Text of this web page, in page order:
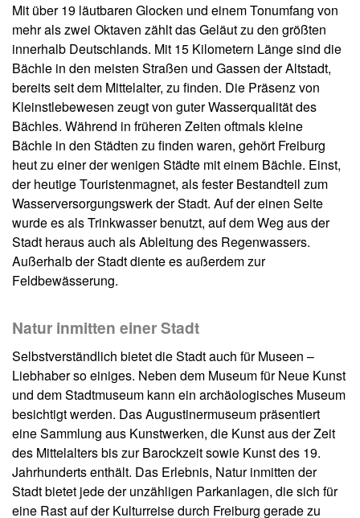
Mit über 19 läutbaren Glocken und einem Tonumfang von
mehr als zwei Oktaven zählt das Geläut zu den größten
innerhalb Deutschlands. Mit 15 Kilometern Länge sind die
Bächle in den meisten Straßen und Gassen der Altstadt,
bereits seit dem Mittelalter, zu finden. Die Präsenz von
Kleinstlebewesen zeugt von guter Wasserqualität des
Bächles. Während in früheren Zeiten oftmals kleine
Bächle in den Städten zu finden waren, gehört Freiburg
heut zu einer der wenigen Städte mit einem Bächle. Einst,
der heutige Touristenmagnet, als fester Bestandteil zum
Wasserversorgungswerk der Stadt. Auf der einen Seite
wurde es als Trinkwasser benutzt, auf dem Weg aus der
Stadt heraus auch als Ableitung des Regenwassers.
Außerhalb der Stadt diente es außerdem zur
Feldbewässerung.
Natur inmitten einer Stadt
Selbstverständlich bietet die Stadt auch für Museen –
Liebhaber so einiges. Neben dem Museum für Neue Kunst
und dem Stadtmuseum kann ein archäologisches Museum
besichtigt werden. Das Augustinermuseum präsentiert
eine Sammlung aus Kunstwerken, die Kunst aus der Zeit
des Mittelalters bis zur Barockzeit sowie Kunst des 19.
Jahrhunderts enthält. Das Erlebnis, Natur inmitten der
Stadt bietet jede der unzähligen Parkanlagen, die sich für
eine Rast auf der Kulturreise durch Freiburg gerade zu